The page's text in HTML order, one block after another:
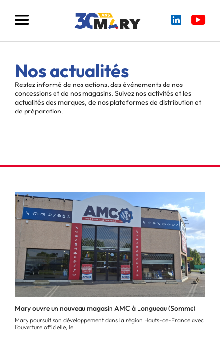
Nos actualités
Restez informé de nos actions, des événements de nos
concessions et de nos magasins. Suivez nos activités et les
actualités des marques, de nos plateformes de distribution et
de préparation.
Mary ouvre un nouveau magasin AMC à Longueau (Somme)
Mary poursuit son développement dans la région Hauts-de-France avec
l’ouverture officielle, le